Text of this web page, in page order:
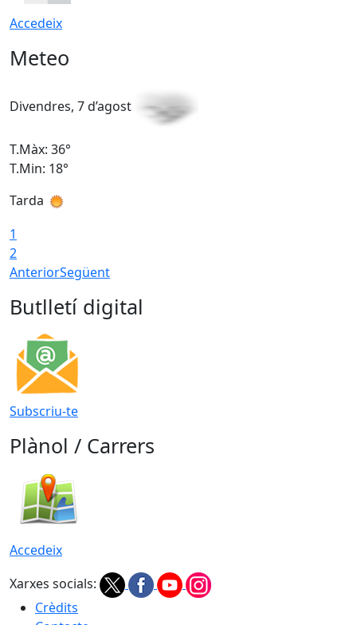
Accedeix
Meteo
Divendres, 7 d’agost
T.Màx: 36°
T.Min: 18°
Tarda
1
2
AnteriorSegüent
Butlletí digital
Subscriu-te
Plànol / Carrers
Accedeix
Xarxes socials:
Crèdits